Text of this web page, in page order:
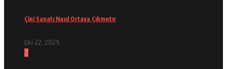
Çini Sanatı Nasıl Ortaya Çıkmıştır
Eki 22, 2025
2